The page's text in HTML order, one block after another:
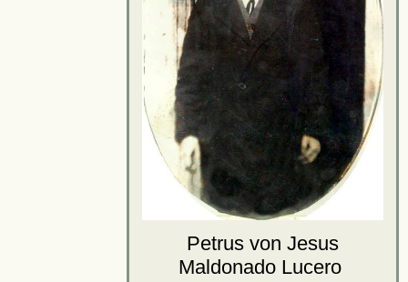
Petrus von Jesus
Maldonado Lucero